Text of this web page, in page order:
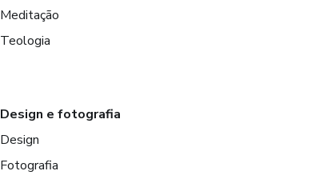
Meditação
Teologia
Design e fotografia
Design
Fotografia